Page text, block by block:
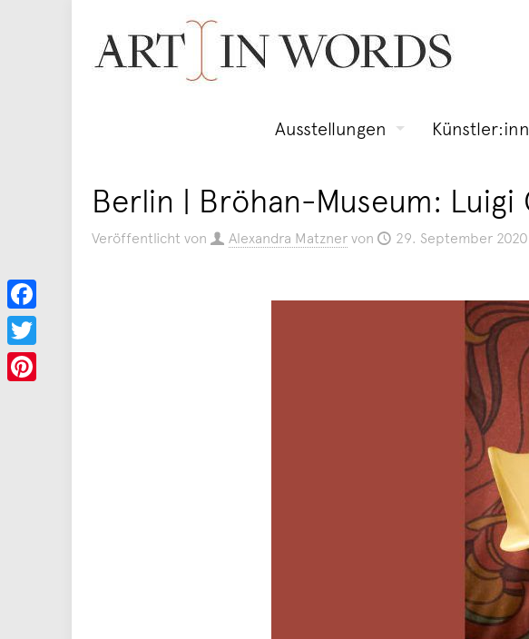
Ausstellungen
Berlin | Bröhan-Museum:
Veröffentlicht von Alexandra Matzner von 29. September 2020
Facebook
Twitter